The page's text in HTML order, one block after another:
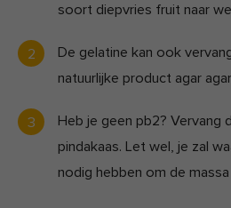
soort diepvries fruit naar
De gelatine kan ook
natuurlijke product agar
Heb je geen pb2? Vervang
pindakaas. Let wel, je zal
nodig hebben om de